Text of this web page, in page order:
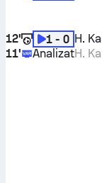
12'
1 - 0 H.
11'
AnalizatH.